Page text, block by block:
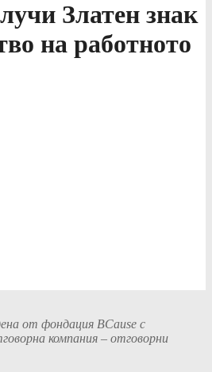
Златен знак
на работното
от фондация BCause с
компания – отговорни